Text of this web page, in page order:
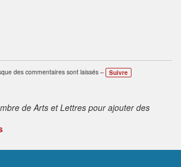
des commentaires sont laissés – Suivre
de Arts et Lettres pour ajouter des